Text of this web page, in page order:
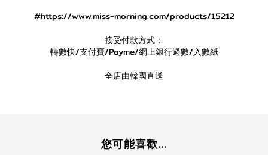
#https://www.miss-morning.com/products/15212
接受付款方式：
轉數快/支付寶/Payme/網上銀行過數/入數紙
全店由韓國直送
您可能喜歡...